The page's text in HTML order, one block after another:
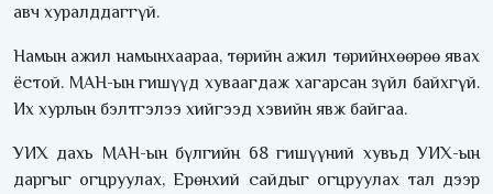
авч хуралддаггүй.
Намын ажил намынхаараа, төрийн ажил төрийнхөөрөө явах
ёстой. МАН-ын гишүүд хуваагдаж хагарсан зүйл байхгүй.
Их хурлын бэлтгэлээ хийгээд хэвийн явж байгаа.
УИХ дахь МАН-ын бүлгийн 68 гишүүний хувьд УИХ-ын
даргыг огцруулах, Ерөнхий сайдыг огцруулах тал дээр